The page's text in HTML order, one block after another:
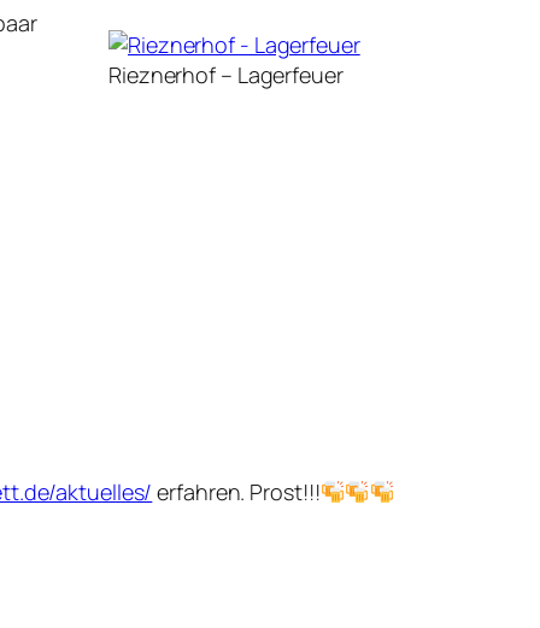
Rieznerhof – Lagerfeuer
aktuelles/ erfahren. Prost!!!